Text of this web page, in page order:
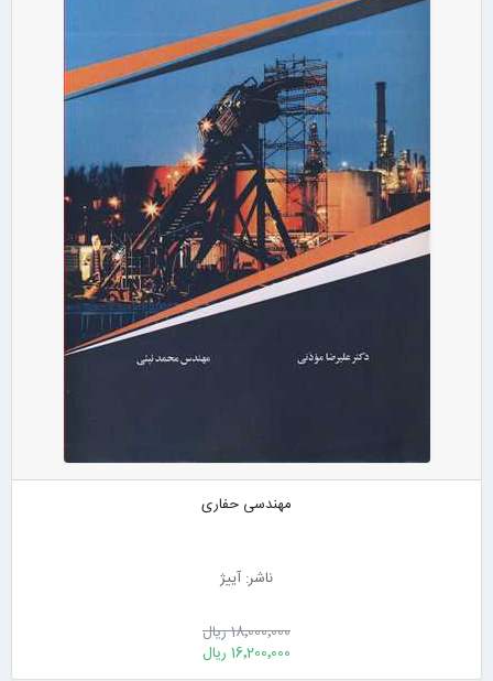
مهندسی حفاری
ناشر: آییژ
18٬000٬000 ریال
16٬200٬000 ریال